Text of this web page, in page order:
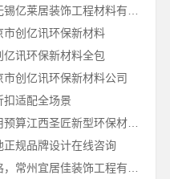
市创亿讯环保新材料
讯环保新材料全包
创亿讯环保新材料公司
扣适配全场景
国内专业室内装修费用预算江西圣匠新型环保材料有限公司
规品牌设计在线咨询